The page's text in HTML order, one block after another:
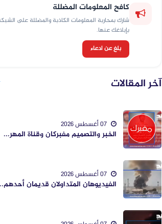
كافح المعلومات المضللة
شارك بمحاربة المعلومات الكاذبة والمضللة على
بإبلاغك عنها.
بلغ عن ادعاء
آخر المقالات
الخبر والتصميم مفبركان وقناة المهر...
الفيديوهان المتداولان قديمان